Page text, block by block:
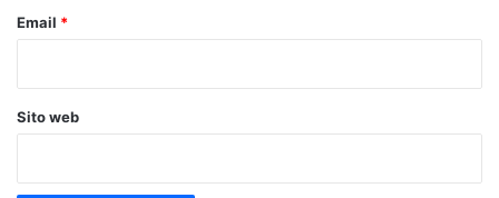
Email *
Sito web